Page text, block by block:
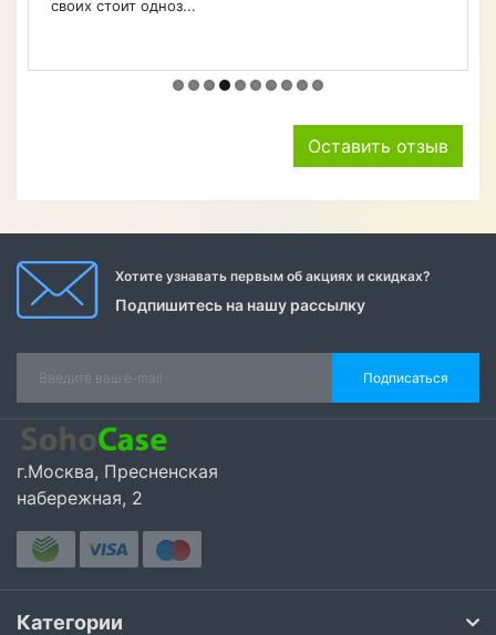
Оставить отзыв
Хотите узнавать первым об акциях и скидках?
Подпишитесь на нашу рассылку
Подписаться
г.Москва, Пресненская
набережная, 2
Категории